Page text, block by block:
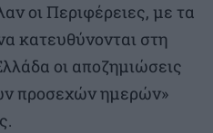
οι Περιφέρειες, με τα
κατευθύνονται στη
οι αποζημιώσεις
προσεχών ημερών»